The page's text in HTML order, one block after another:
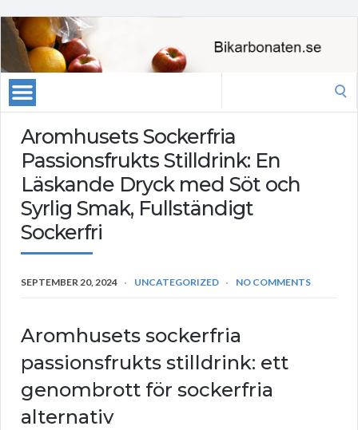
Aromhusets Sockerfria
Passionsfrukts Stilldrink: En
Läskande Dryck med Söt och
Syrlig Smak, Fullständigt
Sockerfri
SEPTEMBER 20, 2024 UNCATEGORIZED NO COMMENTS
Aromhusets sockerfria
passionsfrukts stilldrink: ett
genombrott för sockerfria
alternativ